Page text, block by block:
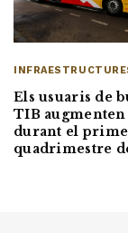
Els usuaris de
TIB augmenten
durant el
quadrimestre